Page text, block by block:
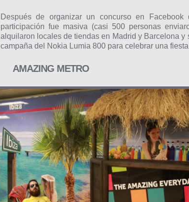
Después de organizar un concurso en
participación fue masiva (casi 500 personas
alquilaron locales de tiendas en Madrid y Barcelona y
campaña del Nokia Lumia 800 para celebrar una
AMAZING METRO